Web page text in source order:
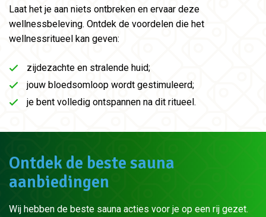
Laat het je aan niets ontbreken en ervaar deze
wellnessbeleving. Ontdek de voordelen die het
wellnessritueel kan geven:
zijdezachte en stralende huid;
jouw bloedsomloop wordt gestimuleerd;
je bent volledig ontspannen na dit ritueel.
Ontdek de beste sauna
aanbiedingen
Wij hebben de beste sauna acties voor je op een rij gezet.